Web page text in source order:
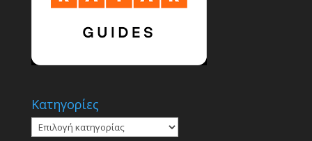
Κατηγορίες
Κατηγορίες